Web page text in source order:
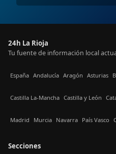
24h La Rioja
Tu fuente de información local
España Andalucía Aragón Asturias
Castilla La-Mancha Castilla y León
Madrid Murcia Navarra País Vasco
Secciones